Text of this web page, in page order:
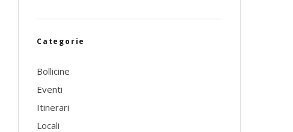
Categorie
Bollicine
Eventi
Itinerari
Locali